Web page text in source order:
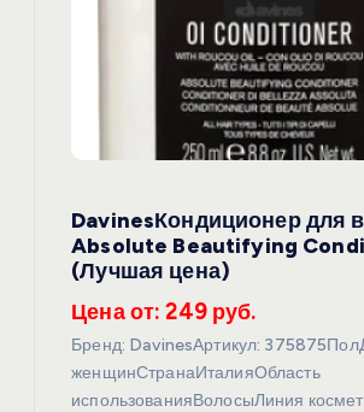
DavinesКондиционер для
Absolute Beautifying
(Лучшая цена)
Цена от: 249 руб.
Бренд: DavinesАртикул:
женщинСтранаИталияОбласть
использованияВолосыЛиния